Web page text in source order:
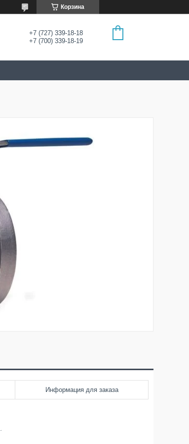
Корзина
+7 (727) 339-18-18
+7 (700) 339-18-19
Информация для заказа